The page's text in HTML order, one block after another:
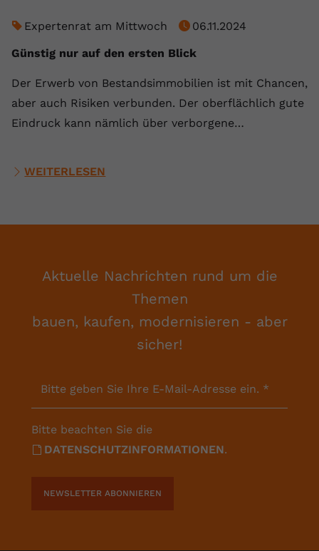
Expertenrat am Mittwoch
06.11.2024
Günstig nur auf den ersten Blick
Der Erwerb von Bestandsimmobilien ist mit Chancen,
aber auch Risiken verbunden. Der oberflächlich gute
Eindruck kann nämlich über verborgene…
WEITERLESEN
Aktuelle Nachrichten rund um die
Themen
bauen, kaufen, modernisieren - aber
sicher!
Bitte geben Sie Ihre E-Mail-Adresse ein. *
Bitte beachten Sie die
DATENSCHUTZINFORMATIONEN.
NEWSLETTER ABONNIEREN